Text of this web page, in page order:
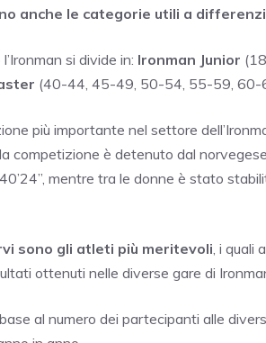
anche le categorie utili a
si divide in: Ironman Junior
(40-44, 45-49, 50-54, 55-59, 60-
più importante nel settore
competizione è detenuto dal
mentre tra le donne è stato
sono gli atleti più meritevoli , i
ottenuti nelle diverse gare di
al numero dei partecipanti alle